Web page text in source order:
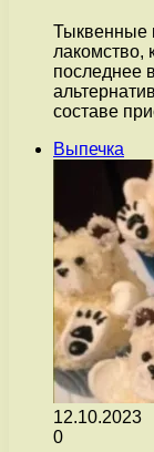
Тыквенные
лакомство,
последнее
составе
Выпечка
12.10.2023
0